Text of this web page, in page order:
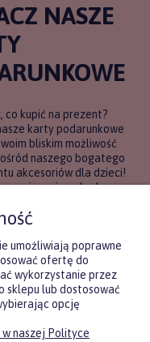
NASZE
co kupić na prezent?
karty podarunkowe
bliskim możliwość
naszego bogatego
akcesoriów dla dzieci!
rozwiązanie, gdy chcesz
będzie najbardziej
SIĘ WIĘCEJ
umożliwiają poprawne
ofertę do
wykorzystanie przez
sklepu lub dostosować
opcję
naszej Polityce